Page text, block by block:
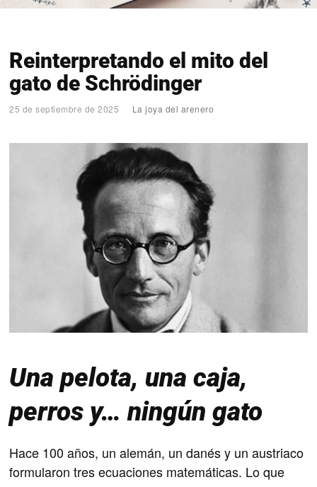
Reinterpretando el mito del
gato de Schrödinger
25 de septiembre de 2025 La joya del arenero
Una pelota, una caja,
perros y… ningún gato
Hace 100 años, un alemán, un danés y un austriaco
formularon tres ecuaciones matemáticas. Lo que